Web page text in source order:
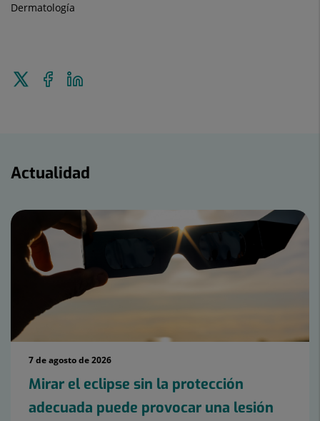
Dermatología
Enviar
Compartir
en
Actualidad
7 de agosto de 2026
Mirar el eclipse sin la protección
adecuada puede provocar una lesión